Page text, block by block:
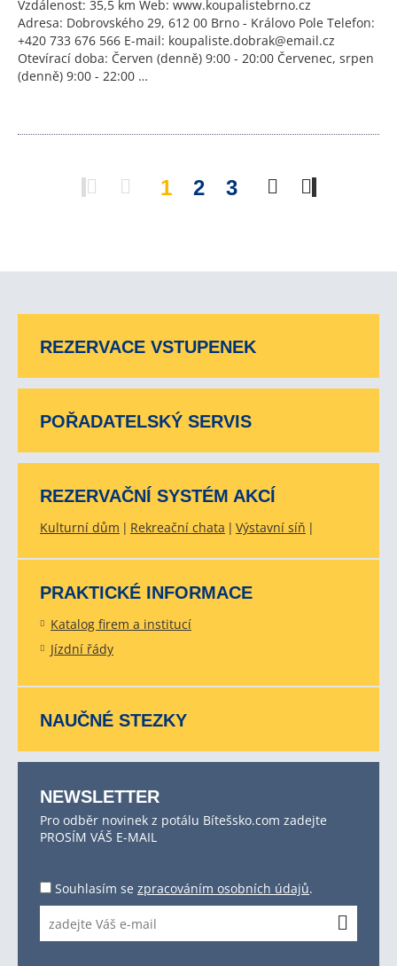
Vzdálenost: 35,5 km Web: www.koupalistebrno.cz
Adresa: Dobrovského 29, 612 00 Brno - Královo Pole Telefon:
+420 733 676 566 E-mail: koupaliste.dobrak@email.cz
Otevírací doba: Červen (denně) 9:00 - 20:00 Červenec, srpen
(denně) 9:00 - 22:00 …
1 2 3
REZERVACE VSTUPENEK
POŘADATELSKÝ SERVIS
REZERVAČNÍ SYSTÉM AKCÍ
Kulturní dům Rekreační chata Výstavní síň
PRAKTICKÉ INFORMACE
Katalog firem a institucí
Jízdní řády
NAUČNÉ STEZKY
NEWSLETTER
Pro odběr novinek z potálu Bítešsko.com zadejte
PROSÍM VÁŠ E-MAIL
Souhlasím se zpracováním osobních údajů.